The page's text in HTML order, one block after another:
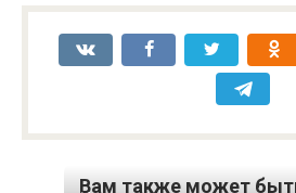
Вам также может